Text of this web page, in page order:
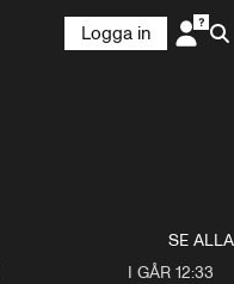
Logga in
SE ALLA
I GÅR 12:33